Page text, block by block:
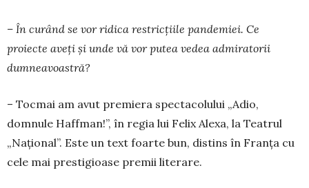
– În curând se vor ridica restricțiile pan­demiei. Ce
proiecte aveți și unde vă vor putea vedea admiratorii
dumneavoastră?
– Tocmai am avut premiera spectacolului „Adio,
domnule Haffman!”, în regia lui Felix Ale­xa, la Teatrul
„Național”. Este un text foarte bun, dis­tins în Franța cu
cele mai prestigioase premii lite­rare.